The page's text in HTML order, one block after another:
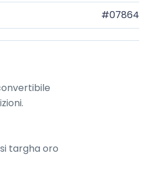
#07864
targha oro